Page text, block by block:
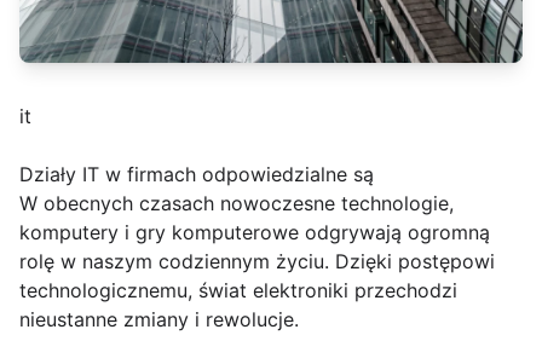
it
Działy IT w firmach odpowiedzialne są
W obecnych czasach nowoczesne technologie,
komputery i gry komputerowe odgrywają ogromną
rolę w naszym codziennym życiu. Dzięki postępowi
technologicznemu, świat elektroniki przechodzi
nieustanne zmiany i rewolucje.